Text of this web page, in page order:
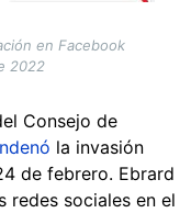
en Facebook
2022
Consejo de
la invasión
de febrero. Ebrard
redes sociales en el